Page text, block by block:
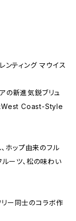
ティング マウイス
の新進気鋭ブリュ
West Coast-Style
ホップ由来のフル
ルーツ、松の味わい
ー同士のコラボ作